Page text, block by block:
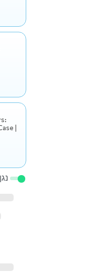
|